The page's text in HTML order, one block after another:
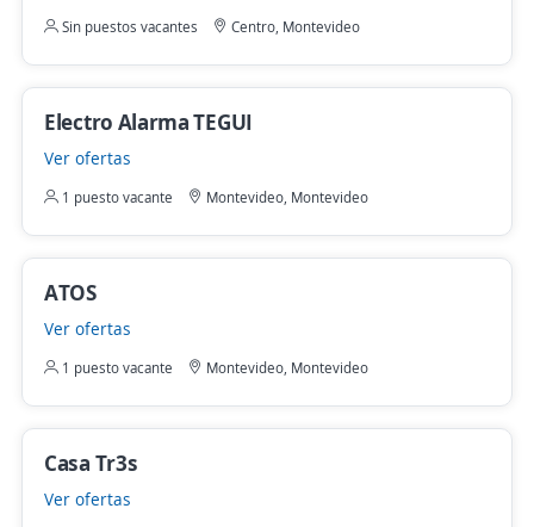
Sin puestos vacantes Centro, Montevideo
Electro Alarma TEGUI
Ver ofertas
1 puesto vacante Montevideo, Montevideo
ATOS
Ver ofertas
1 puesto vacante Montevideo, Montevideo
Casa Tr3s
Ver ofertas